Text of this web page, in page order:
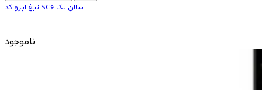
تیغ ابرو کد SC6 سالن تک
ناموجود